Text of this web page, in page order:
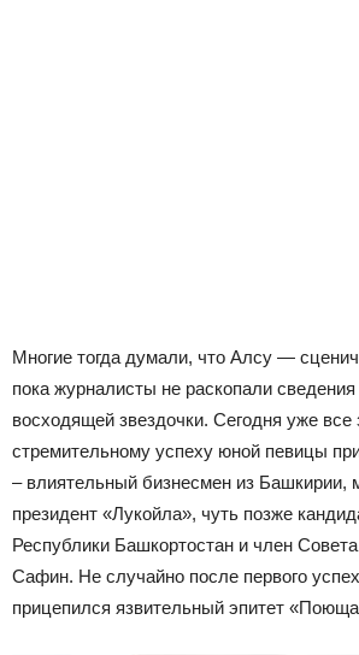
Многие тогда думали, что Алсу —
пока журналисты не раскопали
восходящей звездочки. Сегодня уже все
стремительному успеху юной певицы
– влиятельный бизнесмен из Башкирии,
президент «Лукойла», чуть позже
Республики Башкортостан и член
Сафин. Не случайно после первого
прицепился язвительный эпитет